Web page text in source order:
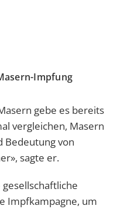
Impfung
gebe es bereits
vergleichen, Masern
Bedeutung von
sagte er.
Impfkampagne, um